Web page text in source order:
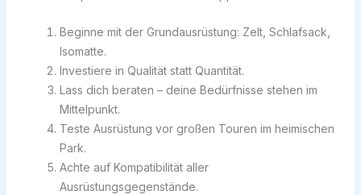
Beginne mit der Grundausrüstung: Zelt, Schlafsack,
Isomatte.
Investiere in Qualität statt Quantität.
Lass dich beraten – deine Bedürfnisse stehen im
Mittelpunkt.
Teste Ausrüstung vor großen Touren im heimischen
Park.
Achte auf Kompatibilität aller
Ausrüstungsgegenstände.